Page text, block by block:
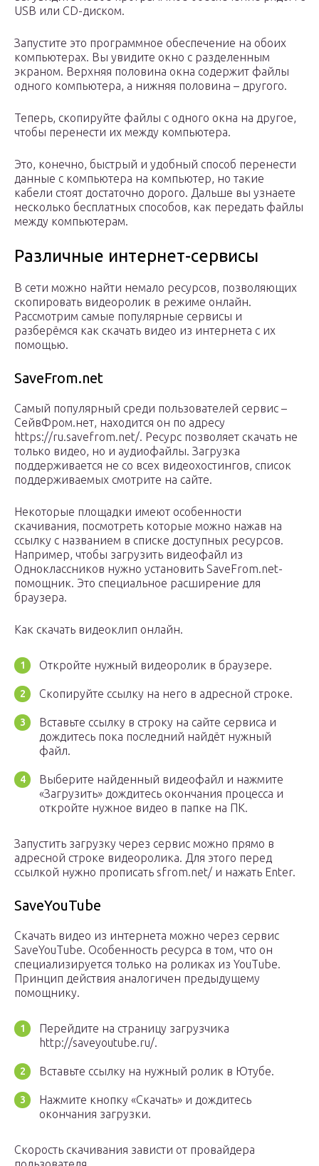
USB или CD-диском.
Запустите это программное обеспечение на обоих
компьютерах. Вы увидите окно с разделенным
экраном. Верхняя половина окна содержит файлы
одного компьютера, а нижняя половина – другого.
Теперь, скопируйте файлы с одного окна на другое,
чтобы перенести их между компьютера.
Это, конечно, быстрый и удобный способ перенести
данные с компьютера на компьютер, но такие
кабели стоят достаточно дорого. Дальше вы узнаете
несколько бесплатных способов, как передать файлы
между компьютерам.
Различные интернет-сервисы
В сети можно найти немало ресурсов, позволяющих
скопировать видеоролик в режиме онлайн.
Рассмотрим самые популярные сервисы и
разберёмся как скачать видео из интернета с их
помощью.
SaveFrom.net
Самый популярный среди пользователей сервис –
СейвФром.нет, находится он по адресу
https://ru.savefrom.net/. Ресурс позволяет скачать не
только видео, но и аудиофайлы. Загрузка
поддерживается не со всех видеохостингов, список
поддерживаемых смотрите на сайте.
Некоторые площадки имеют особенности
скачивания, посмотреть которые можно нажав на
ссылку с названием в списке доступных ресурсов.
Например, чтобы загрузить видеофайл из
Одноклассников нужно установить SaveFrom.net-
помощник. Это специальное расширение для
браузера.
Как скачать видеоклип онлайн.
Откройте нужный видеоролик в браузере.
Скопируйте ссылку на него в адресной строке.
Вставьте ссылку в строку на сайте сервиса и
дождитесь пока последний найдёт нужный
файл.
Выберите найденный видеофайл и нажмите
«Загрузить» дождитесь окончания процесса и
откройте нужное видео в папке на ПК.
Запустить загрузку через сервис можно прямо в
адресной строке видеоролика. Для этого перед
ссылкой нужно прописать sfrom.net/ и нажать Enter.
SaveYouTube
Скачать видео из интернета можно через сервис
SaveYouTube. Особенность ресурса в том, что он
специализируется только на роликах из YouTube.
Принцип действия аналогичен предыдущему
помощнику.
Перейдите на страницу загрузчика
http://saveyoutube.ru/.
Вставьте ссылку на нужный ролик в Ютубе.
Нажмите кнопку «Скачать» и дождитесь
окончания загрузки.
Скорость скачивания зависти от провайдера